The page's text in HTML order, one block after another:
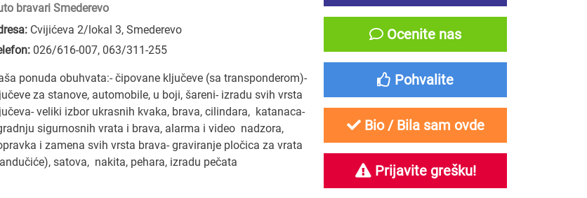
bravari Smederevo
Cvijićeva 2/lokal 3, Smederevo
026/616-007, 063/311-255
ponuda obuhvata:- čipovane ključeve (sa transponderom)-
za stanove, automobile, u boji, šareni- izradu svih vrsta
veliki izbor ukrasnih kvaka, brava, cilindara, katanaca-
sigurnosnih vrata i brava, alarma i video nadzora,
i zamena svih vrsta brava- graviranje pločica za vrata
satova, nakita, pehara, izradu pečata
Ocenite nas
Pohvalite
Bio / Bila sam ovde
Prijavite grešku!